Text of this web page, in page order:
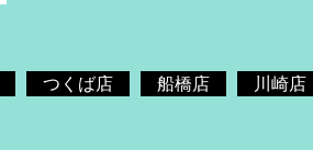
つくば店 船橋店 川崎店